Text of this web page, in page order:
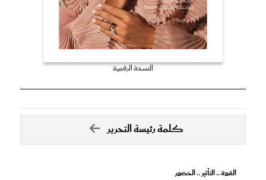
النسخة الرقمية
كلمة رئيسة التحرير
القوة .. التأثير .. الحضور